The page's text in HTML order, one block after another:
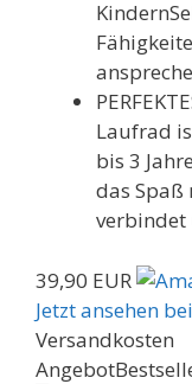
Laufrad
bis 3
das
verbindet
39,90 EUR
Jetzt ansehen
Versandkosten
Angebot